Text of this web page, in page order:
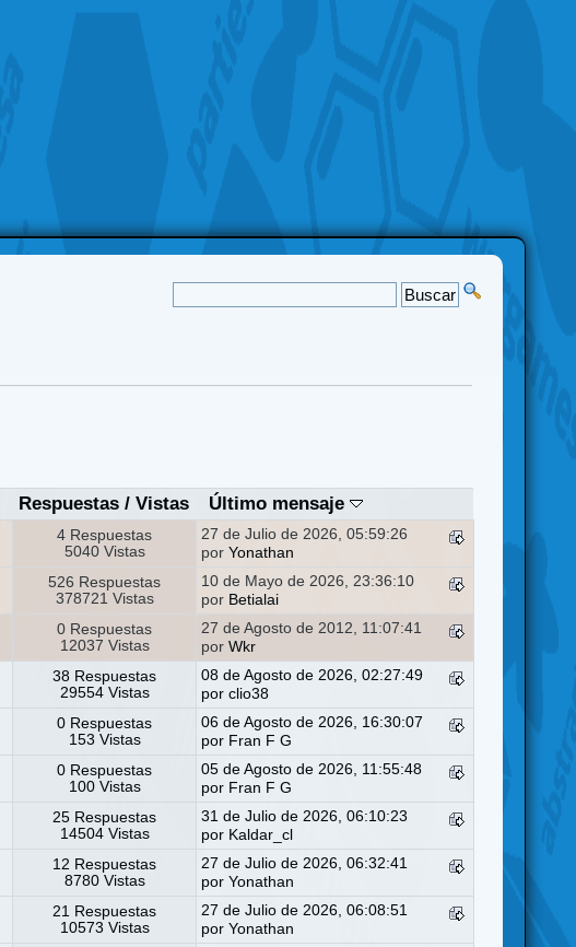
Respuestas /Vistas Último mensaje
4 Respuestas
5040 Vistas
27 de Julio de 2026, 05:59:26
porYonathan
526 Respuestas
378721 Vistas
10 de Mayo de 2026, 23:36:10
por Betialai
0 Respuestas
12037 Vistas
27 de Agosto de 2012, 11:07:41
porWkr
38 Respuestas
29554 Vistas
08 de Agosto de 2026, 02:27:49
porclio38
0 Respuestas
153 Vistas
06 de Agosto de 2026, 16:30:07
por Fran F G
0 Respuestas
100 Vistas
05 de Agosto de 2026, 11:55:48
por Fran F G
25 Respuestas
14504 Vistas
31 de Julio de 2026, 06:10:23
por Kaldar_cl
12 Respuestas
8780 Vistas
27 de Julio de 2026, 06:32:41
porYonathan
21 Respuestas
10573 Vistas
27 de Julio de 2026, 06:08:51
porYonathan